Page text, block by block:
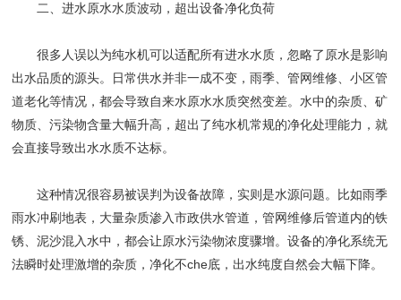
二、进水原水水质波动，超出设备净化负荷
很多人误以为纯水机可以适配所有进水水质，忽略了原水是影响
出水品质的源头。日常供水并非一成不变，雨季、管网维修、小区管
道老化等情况，都会导致自来水原水水质突然变差。水中的杂质、矿
物质、污染物含量大幅升高，超出了纯水机常规的净化处理能力，就
会直接导致出水水质不达标。
这种情况很容易被误判为设备故障，实则是水源问题。比如雨季
雨水冲刷地表，大量杂质渗入市政供水管道，管网维修后管道内的铁
锈、泥沙混入水中，都会让原水污染物浓度骤增。设备的净化系统无
法瞬时处理激增的杂质，净化不che底，出水纯度自然会大幅下降。